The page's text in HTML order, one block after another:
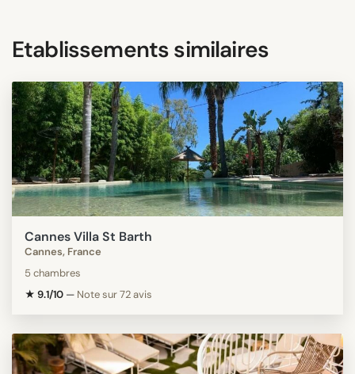
Etablissements similaires
Cannes Villa St Barth
Cannes, France
5 chambres
★ 9.1/10 — Note sur 72 avis